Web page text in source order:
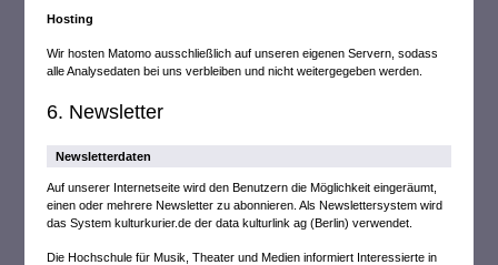
Hosting
Wir hosten Matomo ausschließlich auf unseren eigenen Servern, sodass
alle Analysedaten bei uns verbleiben und nicht weitergegeben werden.
6. Newsletter
Newsletter­daten
Auf unserer Internetseite wird den Benutzern die Möglichkeit eingeräumt,
einen oder mehrere Newsletter zu abonnieren. Als Newslettersystem wird
das System kulturkurier.de der data kulturlink ag (Berlin) verwendet.
Die Hochschule für Musik, Theater und Medien informiert Interessierte in